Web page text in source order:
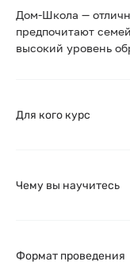
Дом-Школа —
предпочитают
высокий уровень
Для кого курс
Чему вы научитесь
Формат проведения